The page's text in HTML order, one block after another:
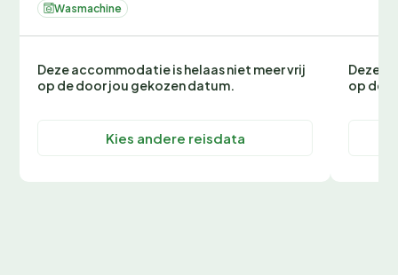
Wasmachine
Deze accommodatie is helaas niet meer vrij
op de door jou gekozen datum.
Kies andere reisdata
Deze
op de